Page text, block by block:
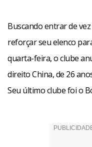
Buscando entrar de
reforçar seu elenco
quarta-feira, o clube
direito China, de 26
Seu último clube foi o